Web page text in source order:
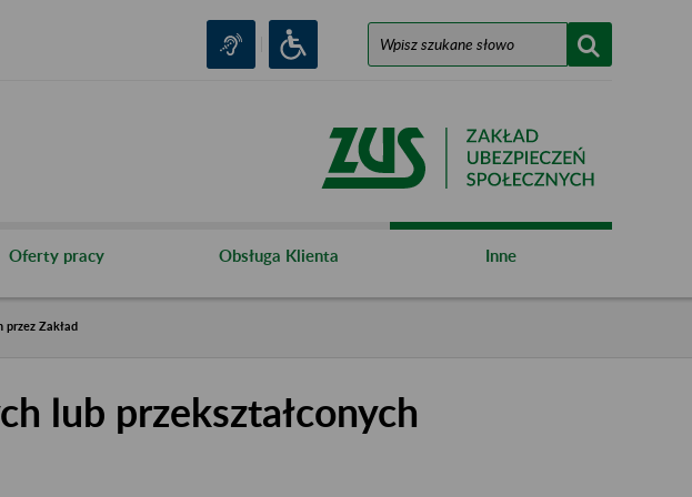
Oferty pracy Obsługa Klienta Inne
przez Zakład
lub przekształconych